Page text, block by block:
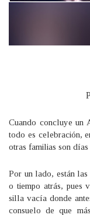
Cuando concluye un
todo es celebración,
otras familias son
Por un lado, están
o tiempo atrás, pues
silla vacía donde
consuelo de que